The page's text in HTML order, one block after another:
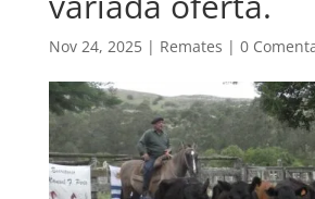
Nov 24, 2025| Remates | 0